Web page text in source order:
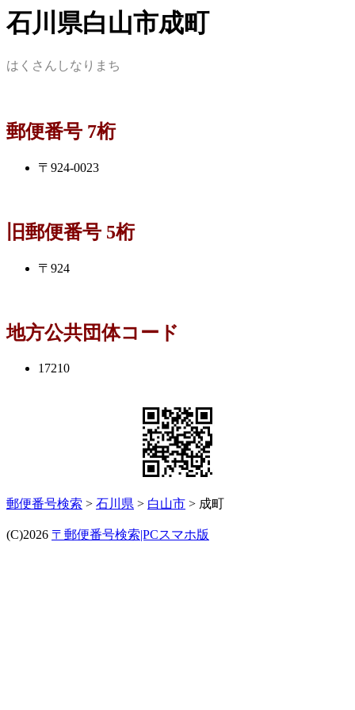
石川県白山市成町
はくさんしなりまち
郵便番号 7桁
〒924-0023
旧郵便番号 5桁
〒924
地方公共団体コード
17210
郵便番号検索 > 石川県 > 白山市 > 成町
(C)2026 〒郵便番号検索|PCスマホ版